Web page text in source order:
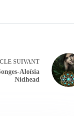
SUIVANT
Aloïsia
Nidhead